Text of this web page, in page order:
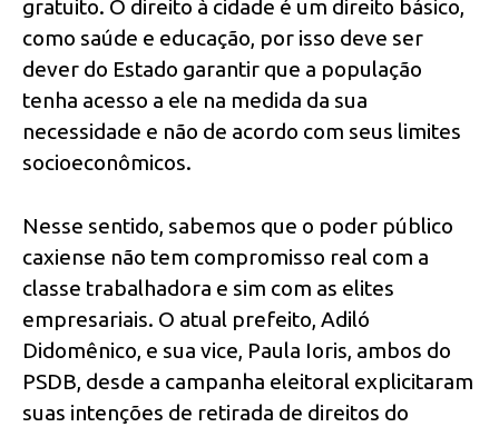
gratuito. O direito à cidade é um direito básico,
como saúde e educação, por isso deve ser
dever do Estado garantir que a população
tenha acesso a ele na medida da sua
necessidade e não de acordo com seus limites
socioeconômicos.
Nesse sentido, sabemos que o poder público
caxiense não tem compromisso real com a
classe trabalhadora e sim com as elites
empresariais. O atual prefeito, Adiló
Didomênico, e sua vice, Paula Ioris, ambos do
PSDB, desde a campanha eleitoral explicitaram
suas intenções de retirada de direitos do